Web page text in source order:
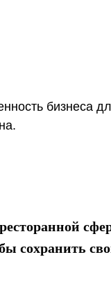
бизнеса
сохранить